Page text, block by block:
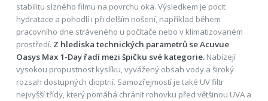
stabilitu slzného filmu na povrchu oka. Výsledkem je pocit
hydratace a pohodlí i při delším nošení, například během
pracovního dne stráveného u počítače nebo v klimatizovaném
prostředí. Z hlediska technických parametrů se Acuvue
Oasys Max 1-Day řadí mezi špičku své kategorie.Nabízejí
vysokou propustnost kyslíku, vyvážený obsah vody a široký
rozsah dostupných dioptrií. Samozřejmostí je také UV filtr
nejvyšší třídy, který pomáhá chránit rohovku před většinou UVA a